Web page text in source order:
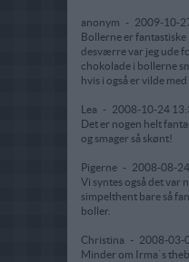
anonym - 2009-10-
Bollerne er fantastiske
desværre var jeg ude
chokolade i bollerne
hvis i også er vilde
Lea - 2008-10-24
Det er nogen helt
og smager så skønt!
Pigerne - 2008-08-
Vi syntes også det var
simpelthent bare så
boller.
Christina - 2008-03-
Minder om Irma`s